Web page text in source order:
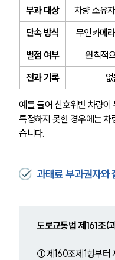
부과 대상
차량 소유
단속 방식
무인카메
벌점 여부
원칙적
전과 기록
예를 들어 신호위반 차량
특정하지 못한 경우에는
습니다.
과태료 부과권자와
도로교통법 제161조(
①제160조제1항부터